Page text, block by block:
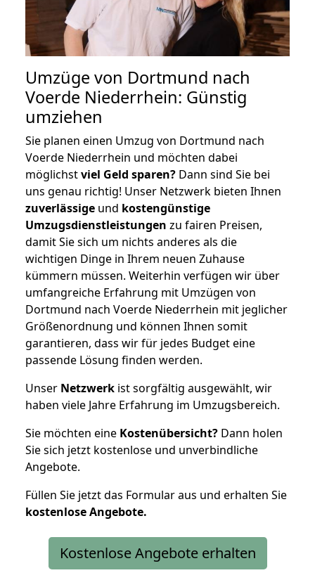
Umzüge von Dortmund nach
Voerde Niederrhein: Günstig
umziehen
Sie planen einen Umzug von Dortmund nach
Voerde Niederrhein und möchten dabei
möglichstviel Geld sparen? Dann sind Sie bei
uns genau richtig! Unser Netzwerk bieten Ihnen
zuverlässige und kostengünstige
Umzugsdienstleistungen zu fairen Preisen,
damit Sie sich um nichts anderes als die
wichtigen Dinge in Ihrem neuen Zuhause
kümmern müssen. Weiterhin verfügen wir über
umfangreiche Erfahrung mit Umzügen von
Dortmund nach Voerde Niederrhein mit jeglicher
Größenordnung und können Ihnen somit
garantieren, dass wir für jedes Budget eine
passende Lösung finden werden.
Unser Netzwerk ist sorgfältig ausgewählt, wir
haben viele Jahre Erfahrung im Umzugsbereich.
Sie möchten eine Kostenübersicht? Dann holen
Sie sich jetzt kostenlose und unverbindliche
Angebote.
Füllen Sie jetzt das Formular aus und erhalten Sie
kostenloseAngebote.
Kostenlose Angebote erhalten